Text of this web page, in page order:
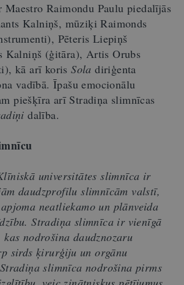
Maestro Raimondu Paulu piedalījās
Kalniņš, mūziķi Raimonds
Pēteris Liepiņš
Kalniņš (ģitāra), Artis Orubs
kā arī korisSola diriģenta
vadībā. Īpašu emocionālu
piešķīra arī Stradiņa slimnīcas
dalība.
universitātes slimnīca ir
daudzprofilu slimnīcām valstī,
neatliekamo un plānveida
Stradiņa slimnīca ir vienīgā
nodrošina daudznozaru
sirds ķirurģiju un orgānu
slimnīca nodrošina pirms